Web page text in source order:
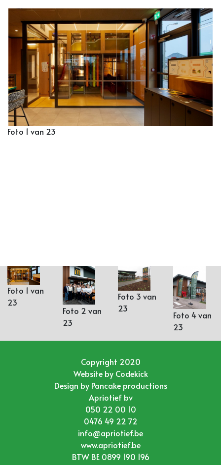
Foto 1 van 23
Foto 1 van
23
Foto 2 van
23
Foto 3 van
23
Foto 4 van
23
Copyright 2020
Website by Codekick
Design by Pancake productions
Apriotief bv
050 22 00 10
0476 49 22 72
info@apriotief.be
www.apriotief.be
BTW BE 0899 190 196